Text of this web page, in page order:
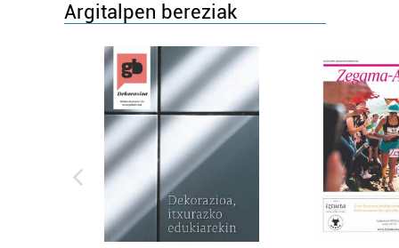
Argitalpen bereziak